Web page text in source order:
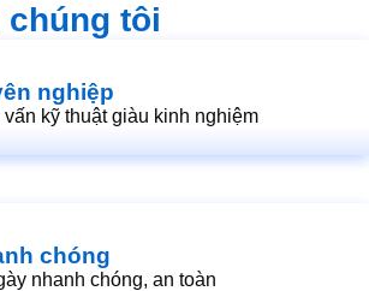
chúng tôi
nghiệp
kỹ thuật giàu kinh nghiệm
chóng
nhanh chóng, an toàn